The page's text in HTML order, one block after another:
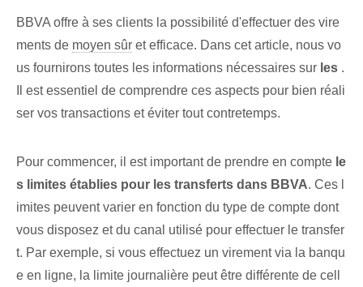
BBVA offre à ses clients la possibilité d'effectuer des vire
ments de moyen sûr ⁣et efficace. ⁢Dans cet⁤ article, nous vo
us fournirons toutes les ‌informations nécessaires sur les .
Il est essentiel de comprendre ces aspects pour bien réali
ser vos transactions et éviter tout contretemps.
Pour commencer, il est important de prendre en compte le
s limites établies pour les ⁣transferts⁢ dans BBVA.⁤ Ces l
imites ‌peuvent varier en fonction du type de ⁢compte dont
vous disposez et‌ du⁣ canal utilisé pour effectuer le transfer
t. Par exemple, si vous effectuez un virement via la banqu
e en ligne, la limite journalière peut être différente de cell